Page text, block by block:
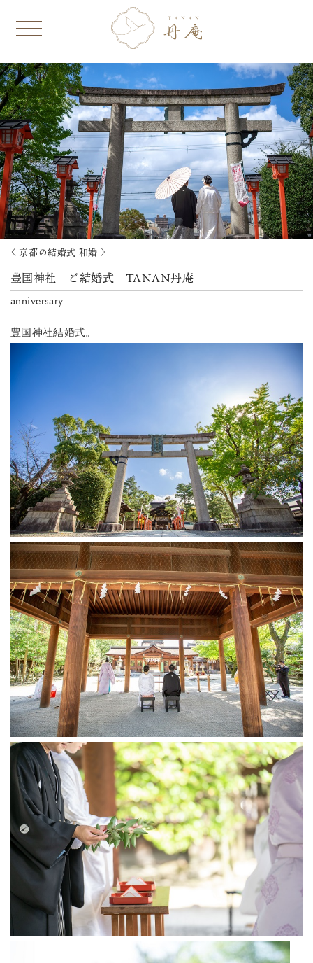
〈 京都の結婚式 和婚 〉
豊国神社 ご結婚式 TANAN丹庵
anniversary
豊国神社結婚式。